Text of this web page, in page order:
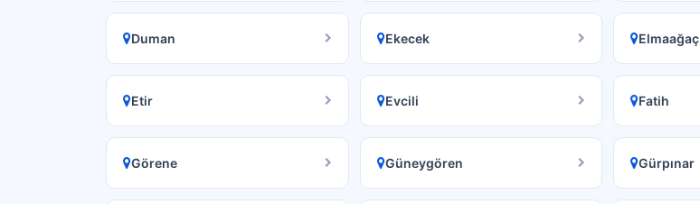
Duman Ekecek Elmaağaç
Etir Evcili Fatih
Görene Güneygören Gürpınar